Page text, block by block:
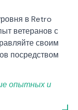
в Retro
ветеранов с
своим
посредством
опытных и